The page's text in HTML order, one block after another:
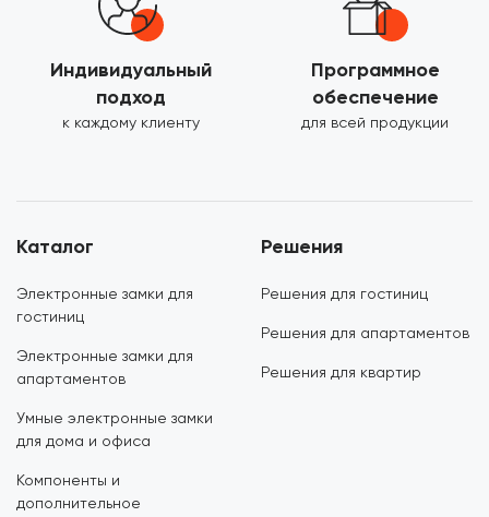
Индивидуальный
подход
к каждому клиенту
Программное
обеспечение
для всей продукции
Каталог
Электронные замки для
гостиниц
Электронные замки для
апартаментов
Умные электронные замки
для дома и офиса
Компоненты и
дополнительное
Решения
Решения для гостиниц
Решения для апартаментов
Решения для квартир